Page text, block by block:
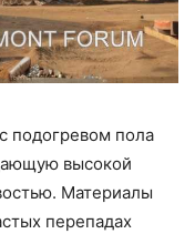
подогревом пола
высокой
Материалы
перепадах